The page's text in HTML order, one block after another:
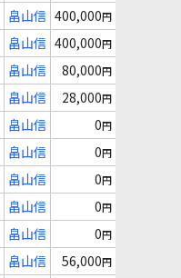
畠山信 400,000円
畠山信 400,000円
畠山信 80,000円
畠山信 28,000円
畠山信 0円
畠山信 0円
畠山信 0円
畠山信 0円
畠山信 0円
畠山信 56,000円